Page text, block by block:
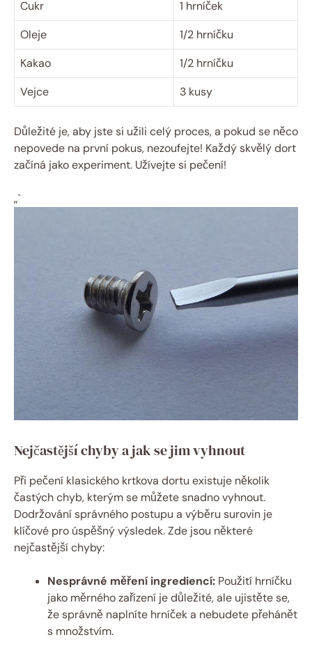
Cukr
1 hrníček
Oleje
1/2 hrníčku
Kakao
1/2 hrníčku
Vejce
3 kusy
Důležité je, aby jste si užili celý proces, a pokud se něco
nepovede na první pokus, nezoufejte! Každý skvělý dort
začíná jako experiment. Užívejte si pečení!
„`
Nejčastější chyby a jak se jim vyhnout
Při pečení klasického krtkova dortu existuje několik
častých chyb, kterým se můžete snadno vyhnout.
Dodržování správného postupu a výběru surovin je
klíčové pro úspěšný výsledek. Zde jsou některé
nejčastější chyby:
Nesprávné měření ingrediencí: Použití hrníčku
jako měrného zařízení je důležité, ale ujistěte se,
že správně naplníte hrníček a nebudete přehánět
s množstvím.